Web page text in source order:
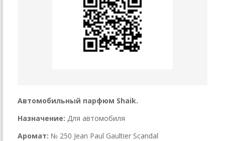
Автомобильный парфюм Shaik.
Назначение: Для автомобиля
Аромат: № 250 Jean Paul Gaultier Scandal